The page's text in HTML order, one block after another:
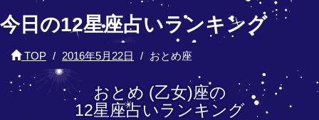
今日の12星座占いランキング
TOP 2016年5月22日 おとめ座
おとめ (乙女)座の
12星座占いランキング